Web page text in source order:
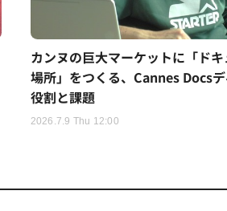
カンヌの巨大マーケットに「ド
場所」をつくる、Cannes Docs
役割と課題
2026.7.9 Thu 12:00